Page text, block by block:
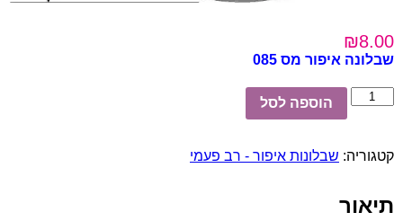
₪8.00
שבלונה איפור מס 085
כמות
של
מס
הוספה לסל
קטגוריה: שבלונות איפור - רב פעמי
תיאור